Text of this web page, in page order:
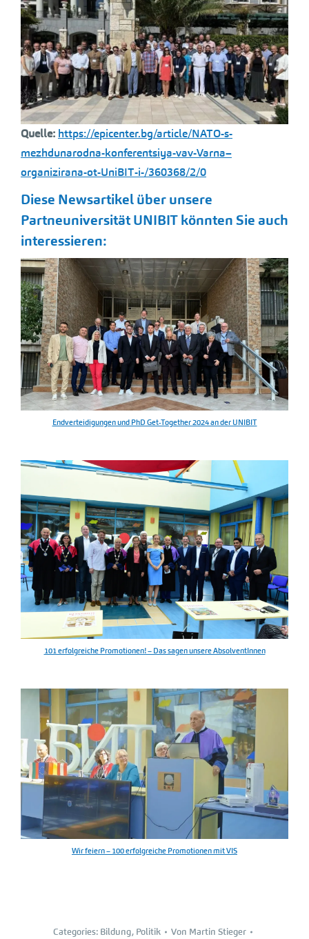
Quelle: https://epicenter.bg/article/NATO-s-
mezhdunarodna-konferentsiya-vav-Varna–
organizirana-ot-UniBIT-i-/360368/2/0
Diese Newsartikel über unsere
PartneuniversitätUNIBITkönnten Sie auch
interessieren:
Endverteidigungen und PhD Get-Together 2024 an der UNIBIT
101 erfolgreiche Promotionen! – Das sagen unsere AbsolventInnen
Wir feiern – 100 erfolgreiche Promotionen mit VIS
Categories: Bildung, Politik Von Martin Stieger